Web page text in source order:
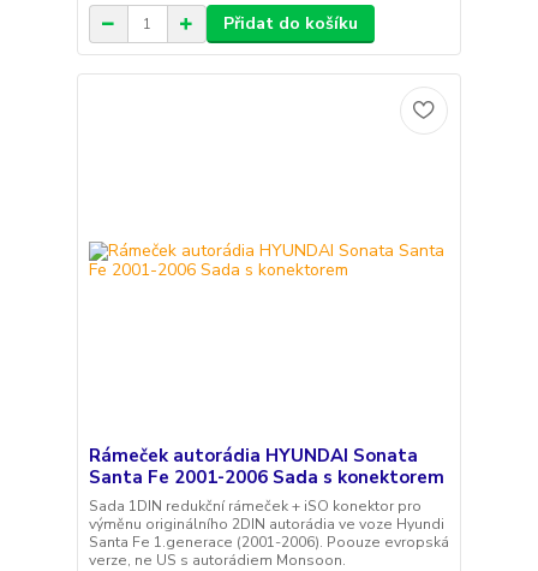
Přidat do košíku
Rámeček autorádia HYUNDAI Sonata
Santa Fe 2001-2006 Sada s konektorem
Sada 1DIN redukční rámeček + iSO konektor pro
výměnu originálního 2DIN autorádia ve voze Hyundi
Santa Fe 1.generace (2001-2006). Poouze evropská
verze, ne US s autorádiem Monsoon.